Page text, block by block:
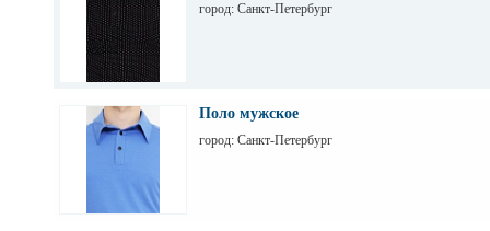
город: Санкт-Петербург
Поло мужское
город: Санкт-Петербург